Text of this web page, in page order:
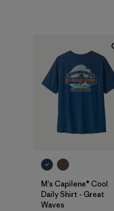
M's Capilene® Cool
Daily Shirt - Great
Waves